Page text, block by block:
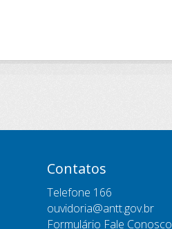
Contatos
Telefone 166
ouvidoria@antt.gov.br
Formulário Fale Conosco